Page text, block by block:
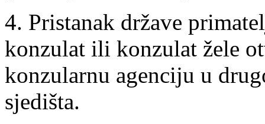
4. Pristanak države
konzulat ili konzulat žele
konzularnu agenciju u
sjedišta.